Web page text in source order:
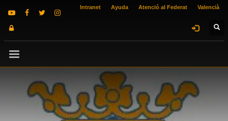
Intranet Ayuda Atenció al Federat Valencià